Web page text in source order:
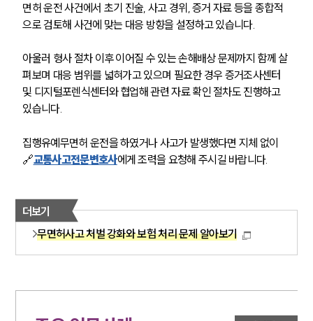
소식/자료
언론보도
공지사항
법률 블로그
세미나
대륜법률상담예약
면허 운전 사건에서 초기 진술, 사고 경위, 증거 자료 등을 종합적
으로 검토해 사건에 맞는 대응 방향을 설정하고 있습니다.
아울러 형사 절차 이후 이어질 수 있는 손해배상 문제까지 함께 살
펴보며 대응 범위를 넓혀가고 있으며 필요한 경우 증거조사센터
및 디지털포렌식센터와 협업해 관련 자료 확인 절차도 진행하고
있습니다.
집행유예무면허 운전을 하였거나 사고가 발생했다면 지체 없이
🔗교통사고전문변호사에게 조력을 요청해 주시길 바랍니다.
더보기
무면허사고 처벌 강화와 보험 처리 문제 알아보기